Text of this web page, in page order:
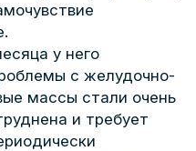
у него
с желудочно-
массы стали очень
и требует